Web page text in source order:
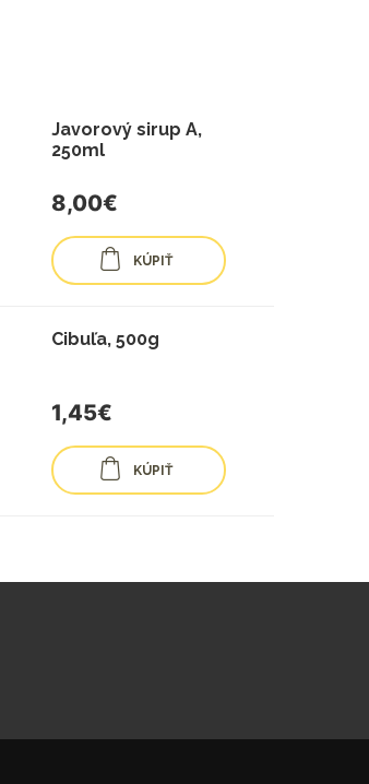
Javorový sirup A,
250ml
8,00€
KÚPIŤ
Cibuľa, 500g
1,45€
KÚPIŤ